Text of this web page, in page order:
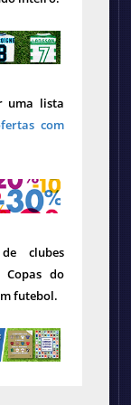
uma lista
com
clubes
Copas do
futebol.